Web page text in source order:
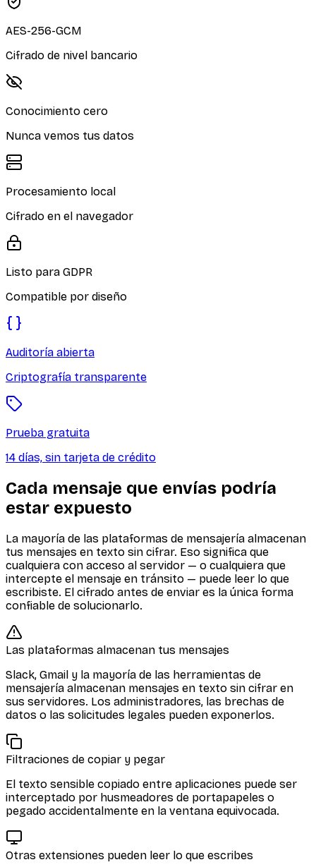
AES-256-GCM
Cifrado de nivel bancario
Conocimiento cero
Nunca vemos tus datos
Procesamiento local
Cifrado en el navegador
Listo para GDPR
Compatible por diseño
Auditoría abierta
Criptografía transparente
Prueba gratuita
14 días, sin tarjeta de crédito
Cada mensaje que envías podría
estar expuesto
La mayoría de las plataformas de mensajería almacenan
tus mensajes en texto sin cifrar. Eso significa que
cualquiera con acceso al servidor — o cualquiera que
intercepte el mensaje en tránsito — puede leer lo que
escribiste. El cifrado antes de enviar es la única forma
confiable de solucionarlo.
Las plataformas almacenan tus mensajes
Slack, Gmail y la mayoría de las herramientas de
mensajería almacenan mensajes en texto sin cifrar en
sus servidores. Los administradores, las brechas de
datos o las solicitudes legales pueden exponerlos.
Filtraciones de copiar y pegar
El texto sensible copiado entre aplicaciones puede ser
interceptado por husmeadores de portapapeles o
pegado accidentalmente en la ventana equivocada.
Otras extensiones pueden leer lo que escribes